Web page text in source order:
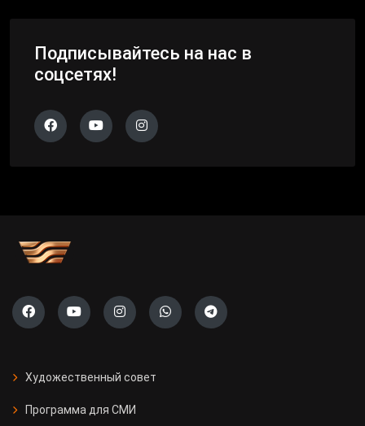
Подписывайтесь на нас в
соцсетях!
Художественный совет
Программа для СМИ